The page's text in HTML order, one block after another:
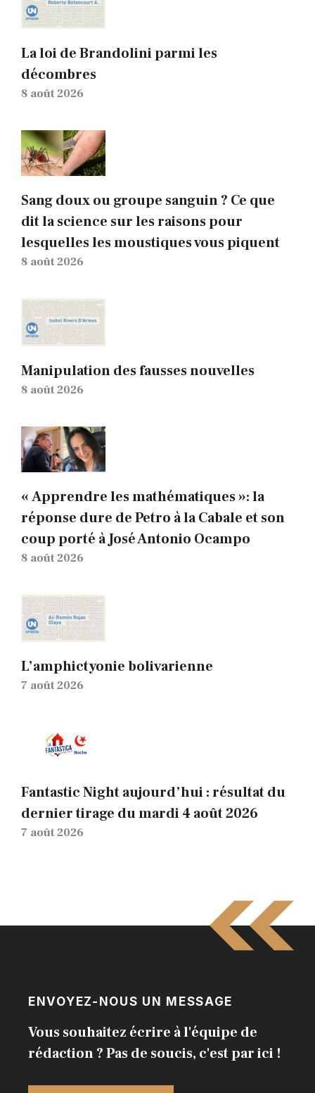
La loi de Brandolini parmi les
décombres
8 août 2026
Sang doux ou groupe sanguin ? Ce que
dit la science sur les raisons pour
lesquelles les moustiques vous piquent
8 août 2026
Manipulation des fausses nouvelles
8 août 2026
« Apprendre les mathématiques »: la
réponse dure de Petro à la Cabale et son
coup porté à José Antonio Ocampo
8 août 2026
L’amphictyonie bolivarienne
7 août 2026
Fantastic Night aujourd’hui : résultat du
dernier tirage du mardi 4 août 2026
7 août 2026
ENVOYEZ-NOUS UN MESSAGE
Vous souhaitez écrire à l'équipe de
rédaction ? Pas de soucis, c'est par ici !